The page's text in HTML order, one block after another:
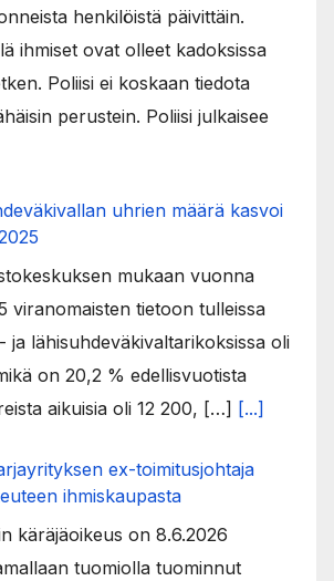
henkilöistä päivittäin.
ihmiset ovat olleet kadoksissa
Poliisi ei koskaan tiedota
perustein. Poliisi julkaisee
uhrien määrä kasvoi
mukaan vuonna
viranomaisten tietoon tulleissa
ja lähisuhdeväkivaltarikoksissa oli
on 20,2 % edellisvuotista
aikuisia oli 12 200, […] [...]
ex-toimitusjohtaja
ihmiskaupasta
käräjäoikeus on 8.6.2026
tuomiolla tuominnut